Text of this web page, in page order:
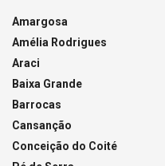
Amargosa
Amélia Rodrigues
Araci
Baixa Grande
Barrocas
Cansanção
Conceição do Coité